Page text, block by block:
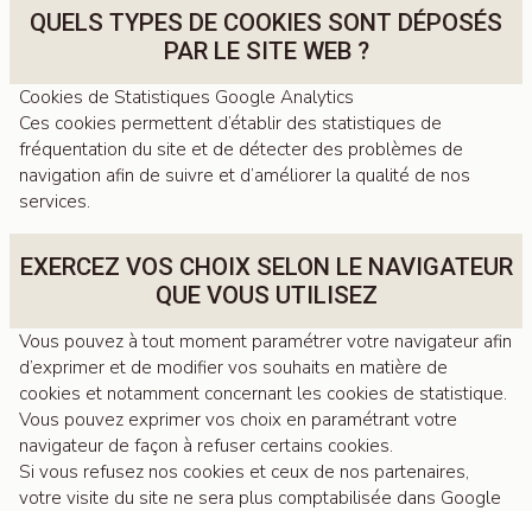
QUELS TYPES DE COOKIES SONT DÉPOSÉS
PAR LE SITE WEB ?
Cookies de Statistiques Google Analytics
Ces cookies permettent d’établir des statistiques de
fréquentation du site et de détecter des problèmes de
navigation afin de suivre et d’améliorer la qualité de nos
services.
EXERCEZ VOS CHOIX SELON LE NAVIGATEUR
QUE VOUS UTILISEZ
Vous pouvez à tout moment paramétrer votre navigateur afin
d’exprimer et de modifier vos souhaits en matière de
cookies et notamment concernant les cookies de statistique.
Vous pouvez exprimer vos choix en paramétrant votre
navigateur de façon à refuser certains cookies.
Si vous refusez nos cookies et ceux de nos partenaires,
votre visite du site ne sera plus comptabilisée dans Google